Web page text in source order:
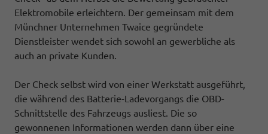
Elektromobile erleichtern. Der gemeinsam mit dem
Münchner Unternehmen Twaice gegründete
Dienstleister wendet sich sowohl an gewerbliche als
auch an private Kunden.
Der Check selbst wird von einer Werkstatt ausgeführt,
die während des Batterie-Ladevorgangs die OBD-
Schnittstelle des Fahrzeugs ausliest. Die so
gewonnenen Informationen werden dann über eine